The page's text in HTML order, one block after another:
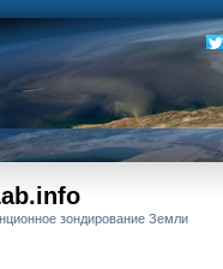
зондирование Земли